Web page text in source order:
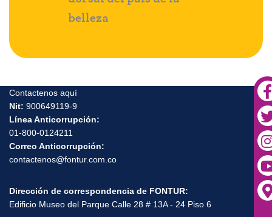
los Llanos de Colombia
Contactenos aquí
Nit: 900649119-9
Línea Anticorrupción:
01-800-0124211
Correo Anticorrupción:
contactenos@fontur.com.co
Dirección de correspondencia de FONTUR:
Edificio Museo del Parque Calle 28 # 13A - 24 Piso 6